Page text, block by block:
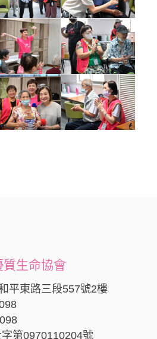
生命協會
平東路三段557號2樓
第0970110204號